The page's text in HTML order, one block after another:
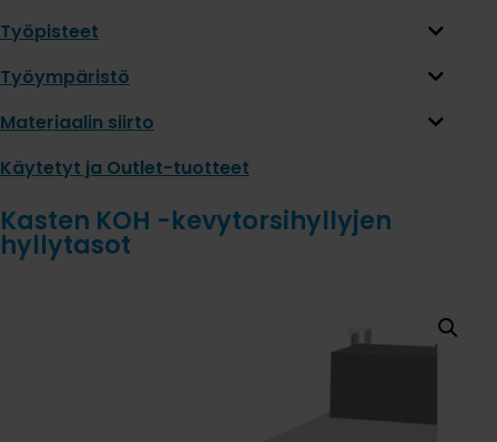
Työpisteet
Työympäristö
Materiaalin siirto
Käytetyt ja Outlet-tuotteet
Kasten KOH -kevytorsihyllyjen
hyllytasot